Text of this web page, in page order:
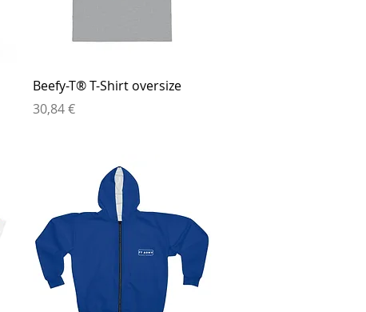
Aperçu rapide
Beefy-T® T-Shirt oversize
Prix
30,84 €